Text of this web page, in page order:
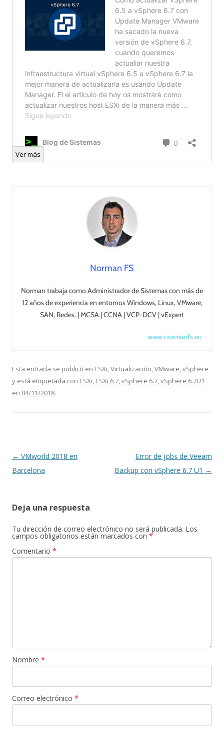
Ver más
Norman FS
Norman trabaja como Administrador de Sistemas con más de
12 años de experiencia en entornos Windows, Linux, VMware,
SAN, Redes. | MCSA | CCNA | VCP-DCV | vExpert
www.normanfs.eu
Esta entrada se publicó en ESXi,Virtualización,VMware,vSphere
y está etiquetada con ESXi, ESXi 6.7,vSphere 6.7,vSphere 6.7U1
en 04/11/2018.
Navegación
de
← VMworld 2018 en
Barcelona
Error de jobs de Veeam
Backup con vSphere 6.7 U1 →
Deja una respuesta
Tu dirección de correo electrónico no será publicada. Los
campos obligatorios están marcados con *
Comentario *
Nombre *
Correo electrónico *